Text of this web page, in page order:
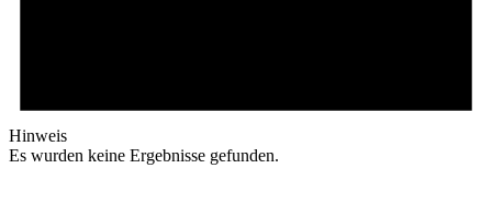
Hinweis
Es wurden keine Ergebnisse gefunden.